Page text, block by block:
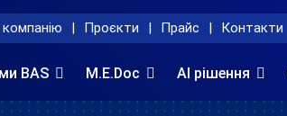
| Проєкти | Прайс | Контакти
BAS M.E.Doc AI рішення